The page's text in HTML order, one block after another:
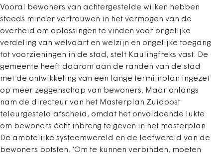
Vooral bewoners van achtergestelde wijken hebben
steeds minder vertrouwen in het vermogen van de
overheid om oplossingen te vinden voor ongelijke
verdeling van welvaart en welzijn en ongelijke toegang
tot voorzieningen in de stad, stelt Kaulingfreks vast. De
gemeente heeft daarom aan de randen van de stad
met de ontwikkeling van een lange termijnplan ingezet
op meer zeggenschap van bewoners. Maar onlangs
nam de directeur van het Masterplan Zuidoost
teleurgesteld afscheid, omdat het onvoldoende lukte
om bewoners écht inbreng te geven in het masterplan.
De ambtelijke systeemwereld en de leefwereld van de
bewoners botsten. ‘Om te kunnen verbinden, moeten